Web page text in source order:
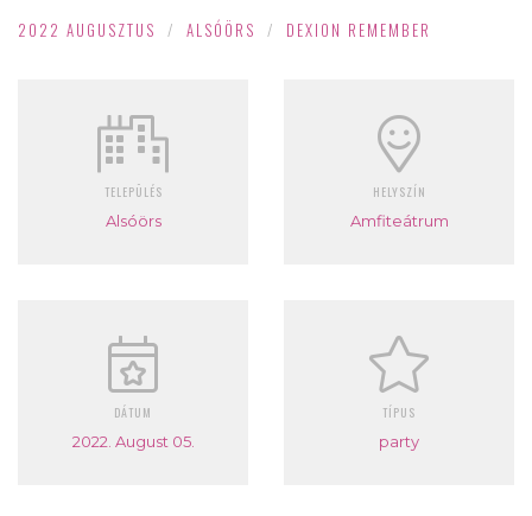
2022 AUGUSZTUS / ALSÓÖRS / DEXION REMEMBER
TELEPÜLÉS
Alsóörs
HELYSZÍN
Amfiteátrum
DÁTUM
2022. August 05.
TÍPUS
party